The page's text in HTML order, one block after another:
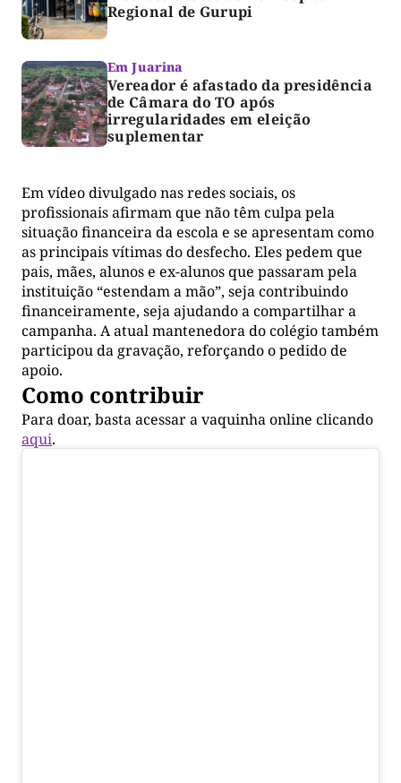
Regional de Gurupi
Em Juarina
Vereador é afastado da presidência
de Câmara do TO após
irregularidades em eleição
suplementar
Em vídeo divulgado nas redes sociais, os
profissionais afirmam que não têm culpa pela
situação financeira da escola e se apresentam como
as principais vítimas do desfecho. Eles pedem que
pais, mães, alunos e ex-alunos que passaram pela
instituição “estendam a mão”, seja contribuindo
financeiramente, seja ajudando a compartilhar a
campanha. A atual mantenedora do colégio também
participou da gravação, reforçando o pedido de
apoio.
Como contribuir
Para doar, basta acessar a vaquinha online clicando
aqui.